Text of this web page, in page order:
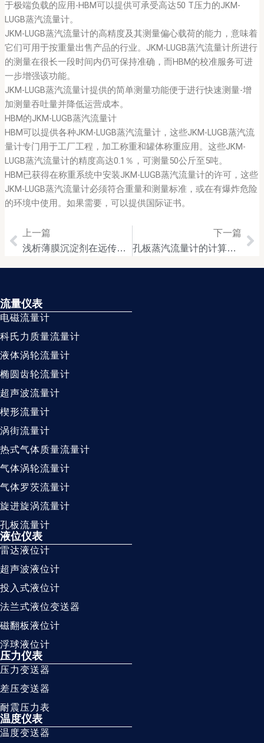
于极端负载的应用-HBM可以提供可承受高达50 T压力的JKM-
LUGB蒸汽流量计。
JKM-LUGB蒸汽流量计的高精度及其测量偏心载荷的能力，意味着
它们可用于按重量出售产品的行业。JKM-LUGB蒸汽流量计所进行
的测量在很长一段时间内仍可保持准确，而HBM的校准服务可进
一步增强该功能。
JKM-LUGB蒸汽流量计提供的简单测量功能便于进行快速测量-增
加测量吞吐量并降低运营成本。
HBM的JKM-LUGB蒸汽流量计
HBM可以提供各种JKM-LUGB蒸汽流量计，这些JKM-LUGB蒸汽流
量计专门用于工厂工程，加工称重和罐体称重应用。这些JKM-
LUGB蒸汽流量计的精度高达0.1％，可测量50公斤至5吨。
HBM已获得在称重系统中安装JKM-LUGB蒸汽流量计的许可，这些
JKM-LUGB蒸汽流量计必须符合重量和测量标准，或在有爆炸危险
的环境中使用。如果需要，可以提供国际证书。
Prev
上一篇
浅析薄膜沉淀剂在远传蒸汽流量计中的运用
下一篇
孔板蒸汽流量计的计算公式
流量仪表
电磁流量计
科氏力质量流量计
液体涡轮流量计
椭圆齿轮流量计
超声波流量计
楔形流量计
涡街流量计
热式气体质量流量计
气体涡轮流量计
气体罗茨流量计
旋进旋涡流量计
孔板流量计
液位仪表
雷达液位计
超声波液位计
投入式液位计
法兰式液位变送器
磁翻板液位计
浮球液位计
压力仪表
压力变送器
差压变送器
耐震压力表
温度仪表
温度变送器